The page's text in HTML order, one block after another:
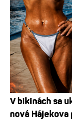
V bikinách sa
nová Hájekova